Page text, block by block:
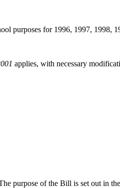
purposes for 1996, 1997, 1998,
applies, with necessary
purpose of the Bill is set out in